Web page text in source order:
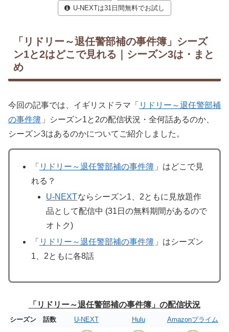
U-NEXTは31日間無料でお試し
「リドリー～退任警部補の事件簿」シーズ
ン1と2はどこで見れる｜シーズン3は・まと
め
今回の記事では、イギリスドラマ「 リドリー～退任警部補
の事件簿 」シーズン1と2の配信状況・全何話あるのか、
シーズン3はあるのかについてご紹介しました。
「 リドリー～退任警部補の事件簿 」はどこで見
れる？
U-NEXTならシーズン1、2ともに見放題作
品として配信中 (31日の無料期間があるので
オトク)
「 リドリー～退任警部補の事件簿 」はシーズン
1、2ともに各8話
「リドリー～退任警部補の事件簿」の配信状況
シーズン 話数 U-NEXT Hulu Amazonプライム